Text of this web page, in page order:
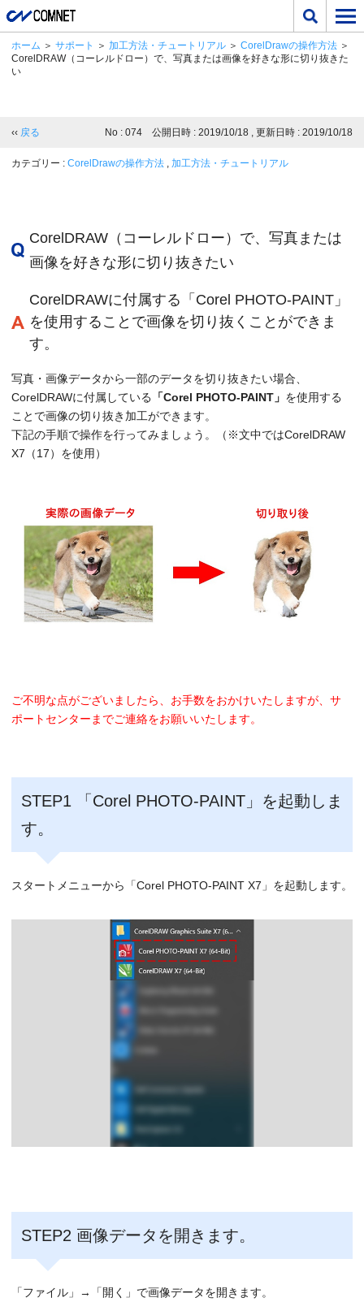
ホーム ＞ サポート ＞ 加工方法・チュートリアル ＞ CorelDrawの操作方法 ＞
CorelDRAW（コーレルドロー）で、写真または画像を好きな形に切り抜きた
い
‹‹ 戻る No : 074 公開日時 : 2019/10/18 , 更新日時 : 2019/10/18
カテゴリー : CorelDrawの操作方法 , 加工方法・チュートリアル
CorelDRAW（コーレルドロー）で、写真または
画像を好きな形に切り抜きたい
CorelDRAWに付属する「Corel PHOTO-PAINT」
を使用することで画像を切り抜くことができま
す。
写真・画像データから一部のデータを切り抜きたい場合、
CorelDRAWに付属している
「Corel PHOTO-PAINT」 を使用する
ことで画像の切り抜き加工ができます。
下記の手順で操作を行ってみましょう。（※文中ではCorelDRAW
X7（17）を使用）
ご不明な点がございましたら、お手数をおかけいたしますが、サ
ポートセンターまでご連絡をお願いいたします。
STEP1 「Corel PHOTO-PAINT」を起動しま
す。
スタートメニューから「Corel PHOTO-PAINT X7」を起動します。
STEP2 画像データを開きます。
「ファイル」→「開く」で画像データを開きます。